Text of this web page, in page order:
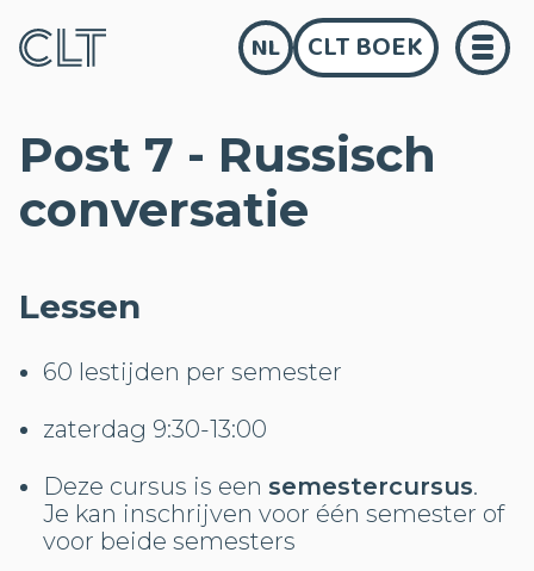
NL CLT BOEK
Post 7 - Russisch
conversatie
Lessen
60 lestijden per semester
zaterdag 9:30-13:00
Deze cursus is een semestercursus.
Je kan inschrijven voor één semester of
voor beide semesters